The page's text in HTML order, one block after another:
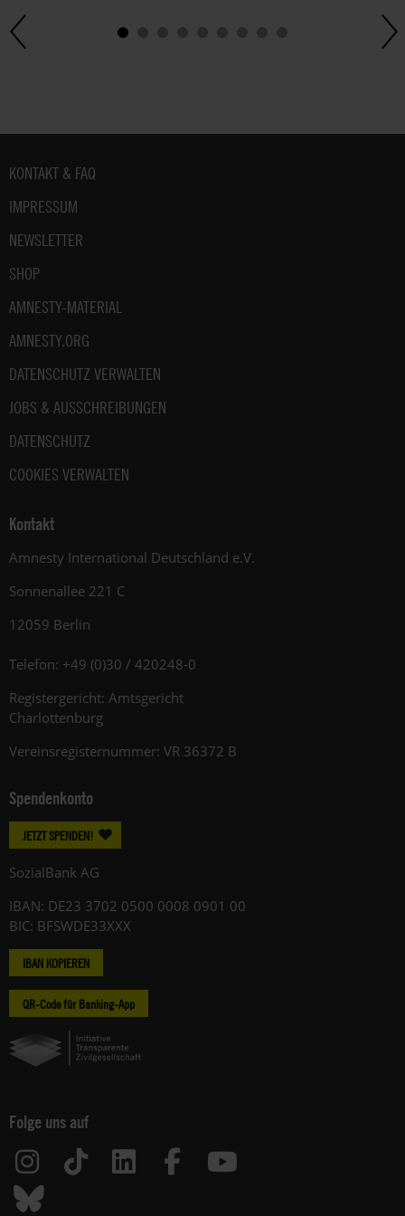
Fußbereich
KONTAKT & FAQ
IMPRESSUM
NEWSLETTER
SHOP
AMNESTY-MATERIAL
AMNESTY.ORG
DATENSCHUTZ VERWALTEN
JOBS & AUSSCHREIBUNGEN
DATENSCHUTZ
COOKIES VERWALTEN
Kontakt
Amnesty International Deutschland e.V.
Sonnenallee 221 C
12059 Berlin
Telefon: +49 (0)30 / 420248-0
Registergericht: Amtsgericht
Charlottenburg
Vereinsregisternummer: VR 36372 B
Spendenkonto
JETZT SPENDEN!
SozialBank AG
IBAN: DE23 3702 0500 0008 0901 00
BIC: BFSWDE33XXX
IBAN KOPIEREN
QR-Code für Banking-App
Folge uns auf